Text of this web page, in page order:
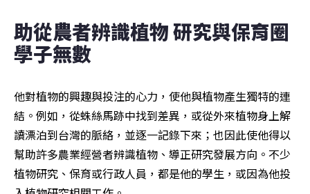
助從農者辨識植物 研究與保育圈
學子無數
他對植物的興趣與投注的心力，使他與植物產生獨特的連
結。例如，從蛛絲馬跡中找到差異，或從外來植物身上解
讀漂泊到台灣的脈絡，並逐一記錄下來；也因此使他得以
幫助許多農業經營者辨識植物、導正研究發展方向。不少
植物研究、保育或行政人員，都是他的學生，或因為他投